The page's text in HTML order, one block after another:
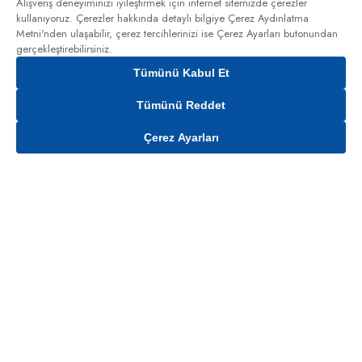
Gelince Haber Ver
kullanıyoruz. Çerezler hakkında detaylı bilgiye Çerez Aydınlatma
Metni'nden ulaşabilir, çerez tercihlerinizi ise Çerez Ayarları butonundan
gerçekleştirebilirsiniz.
Tümünü Kabul Et
Tümünü Reddet
Çerez Ayarları